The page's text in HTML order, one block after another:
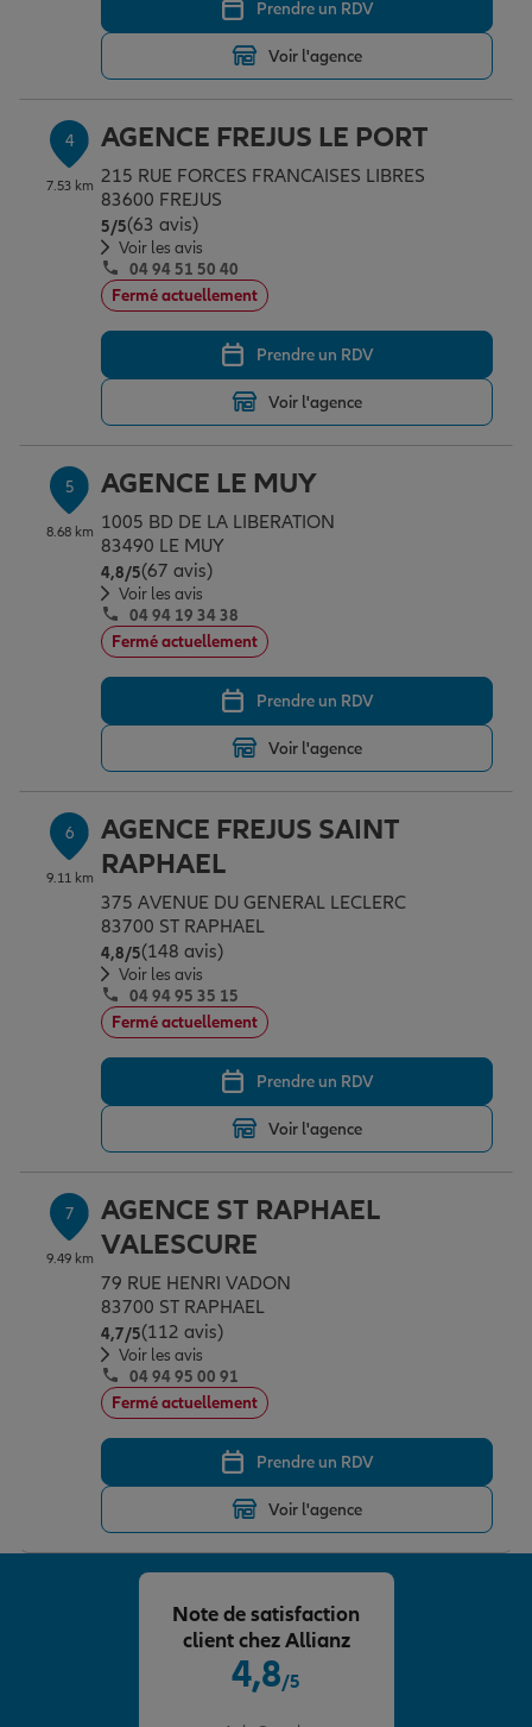
Tous nos devis d'assurance Prendre un RDV
Voir l'agence
4
7.53 km
AGENCE FREJUS LE PORT
215 RUE FORCES FRANCAISES LIBRES
83600 FREJUS
5/5Note de 5 sur 5
(63 avis)
Voir les avis
04 94 51 50 40
Fermé actuellement
Prendre un RDV
Voir l'agence
5
8.68 km
AGENCE LE MUY
1005 BD DE LA LIBERATION
83490 LE MUY
4,8/5Note de 4.8 sur 5
(67 avis)
Voir les avis
04 94 19 34 38
Fermé actuellement
Prendre un RDV
Voir l'agence
6
9.11 km
AGENCE FREJUS SAINT
RAPHAEL
375 AVENUE DU GENERAL LECLERC
83700 ST RAPHAEL
4,8/5Note de 4.8 sur 5
(148 avis)
Voir les avis
04 94 95 35 15
Fermé actuellement
Prendre un RDV
Voir l'agence
7
9.49 km
AGENCE ST RAPHAEL
VALESCURE
79 RUE HENRI VADON
83700 ST RAPHAEL
4,7/5Note de 4.7 sur 5
(112 avis)
Voir les avis
04 94 95 00 91
Fermé actuellement
Prendre un RDV
Voir l'agence
4,8/5
Note de satisfaction
client chez Allianz